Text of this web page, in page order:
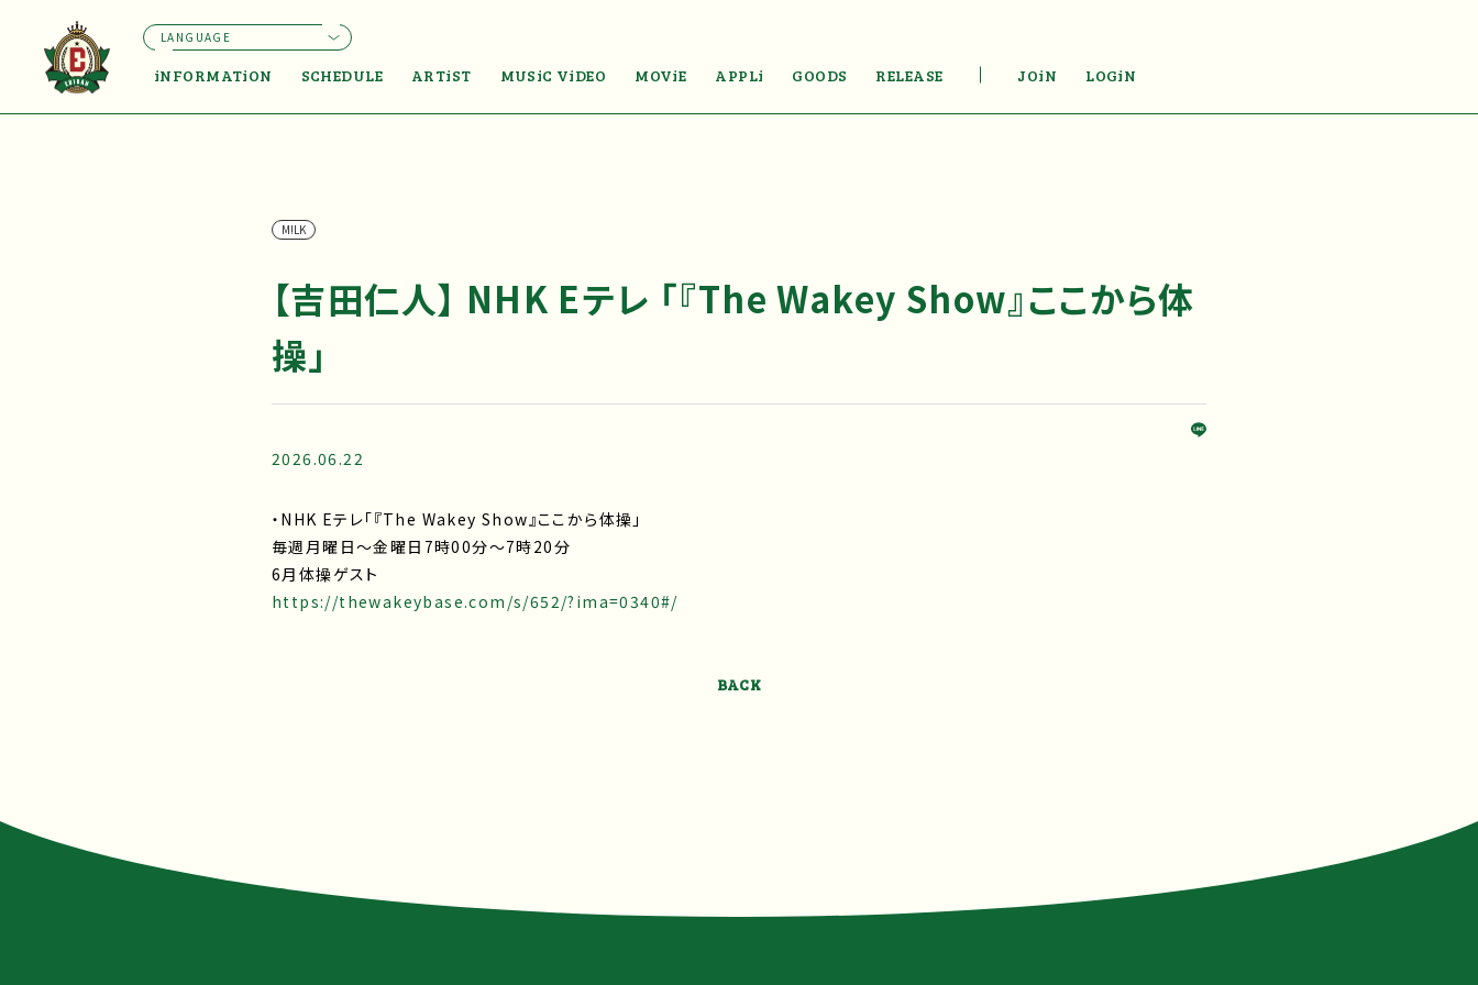
iNFORMATiON SCHEDULE ARTiST MUSiC ViDEO MOViE APPLi GOODS RELEASE JOiN LOGiN
LANGUAGE
M!LK
【吉田仁人】 NHK Eテレ 「『The Wakey Show』ここから体
操」
2026.06.22
・NHK Eテレ「『The Wakey Show』ここから体操」
毎週月曜日～金曜日7時00分～7時20分
6月体操ゲスト
https://thewakeybase.com/s/652/?ima=0340#/
BACK